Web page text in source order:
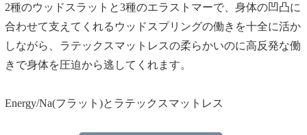
2種のウッドスラットと3種のエラストマーで、身体の凹凸に
合わせて支えてくれるウッドスプリングの働きを十全に活か
しながら、ラテックスマットレスの柔らかいのに高反発な働
きで身体を圧迫から逃してくれます。
Energy/Na(フラット)とラテックスマットレス